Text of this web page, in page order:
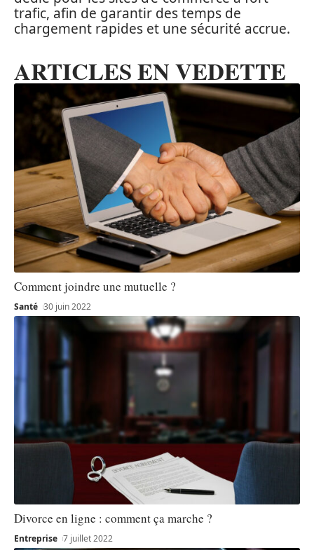
trafic, afin de garantir des temps de
chargement rapides et une sécurité accrue.
ARTICLES EN VEDETTE
Comment joindre une mutuelle ?
Santé 30 juin 2022
Divorce en ligne : comment ça marche ?
Entreprise 7 juillet 2022